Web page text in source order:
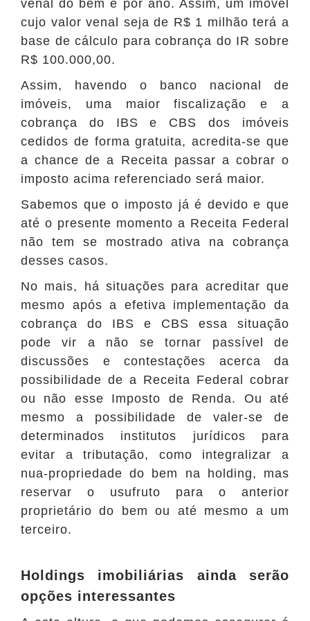
venal do bem e por ano. Assim, um imóvel
cujo valor venal seja de R$ 1 milhão terá a
base de cálculo para cobrança do IR sobre
R$ 100.000,00.
Assim, havendo o banco nacional de
imóveis, uma maior fiscalização e a
cobrança do IBS e CBS dos imóveis
cedidos de forma gratuita, acredita-se que
a chance de a Receita passar a cobrar o
imposto acima referenciado será maior.
Sabemos que o imposto já é devido e que
até o presente momento a Receita Federal
não tem se mostrado ativa na cobrança
desses casos.
No mais, há situações para acreditar que
mesmo após a efetiva implementação da
cobrança do IBS e CBS essa situação
pode vir a não se tornar passível de
discussões e contestações acerca da
possibilidade de a Receita Federal cobrar
ou não esse Imposto de Renda. Ou até
mesmo a possibilidade de valer-se de
determinados institutos jurídicos para
evitar a tributação, como integralizar a
nua-propriedade do bem na holding, mas
reservar o usufruto para o anterior
proprietário do bem ou até mesmo a um
terceiro.
Holdings imobiliárias ainda serão
opções interessantes